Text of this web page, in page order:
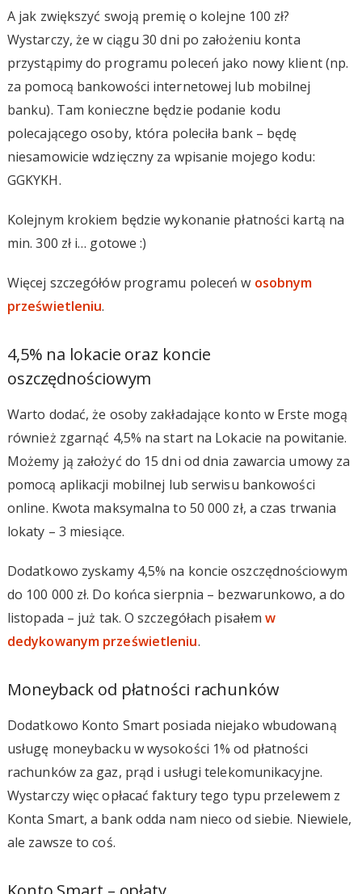
A jak zwiększyć swoją premię o kolejne 100 zł?
Wystarczy, że w ciągu 30 dni po założeniu konta
przystąpimy do programu poleceń jako nowy klient (np.
za pomocą bankowości internetowej lub mobilnej
banku). Tam konieczne będzie podanie kodu
polecającego osoby, która poleciła bank – będę
niesamowicie wdzięczny za wpisanie mojego kodu:
GGKYKH.
Kolejnym krokiem będzie wykonanie płatności kartą na
min. 300 zł i… gotowe :)
Więcej szczegółów programu poleceń w osobnym
prześwietleniu.
4,5% na lokacie oraz koncie
oszczędnościowym
Warto dodać, że osoby zakładające konto w Erste mogą
również zgarnąć 4,5% na start na Lokacie na powitanie.
Możemy ją założyć do 15 dni od dnia zawarcia umowy za
pomocą aplikacji mobilnej lub serwisu bankowości
online. Kwota maksymalna to 50 000 zł, a czas trwania
lokaty – 3 miesiące.
Dodatkowo zyskamy 4,5% na koncie oszczędnościowym
do 100 000 zł. Do końca sierpnia – bezwarunkowo, a do
listopada – już tak. O szczegółach pisałemw
dedykowanym prześwietleniu.
Moneyback od płatności rachunków
Dodatkowo Konto Smart posiada niejako wbudowaną
usługę moneybacku w wysokości 1% od płatności
rachunków za gaz, prąd i usługi telekomunikacyjne.
Wystarczy więc opłacać faktury tego typu przelewem z
Konta Smart, a bank odda nam nieco od siebie. Niewiele,
ale zawsze to coś.